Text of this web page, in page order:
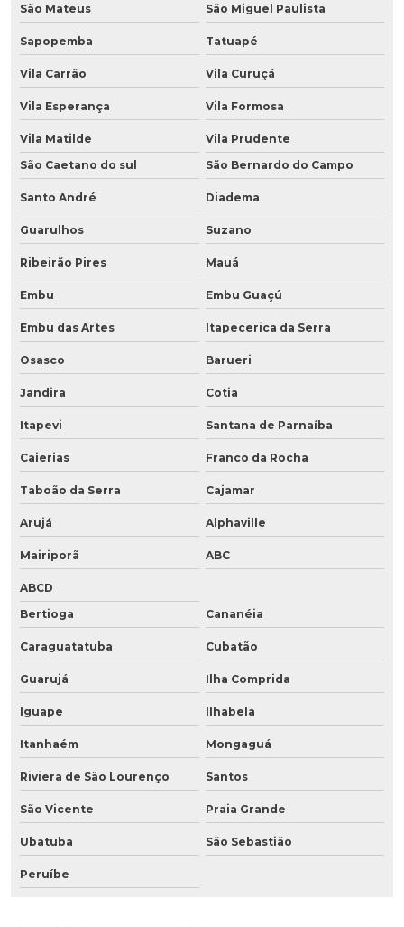
São Mateus São Miguel Paulista
Sapopemba Tatuapé
Vila Carrão Vila Curuçá
Vila Esperança Vila Formosa
Vila Matilde
Vila Prudente
São Caetano do sul
São Bernardo do Campo
Santo André Diadema
Guarulhos Suzano
Ribeirão Pires Mauá
Embu Embu Guaçú
Embu das Artes Itapecerica da Serra
Osasco Barueri
Jandira Cotia
Itapevi Santana de Parnaíba
Caierias Franco da Rocha
Taboão da Serra Cajamar
Arujá Alphaville
Mairiporã ABC
ABCD
Bertioga
Cananéia
Caraguatatuba Cubatão
Guarujá Ilha Comprida
Iguape Ilhabela
Itanhaém Mongaguá
Riviera de São Lourenço Santos
São Vicente Praia Grande
Ubatuba São Sebastião
Peruíbe